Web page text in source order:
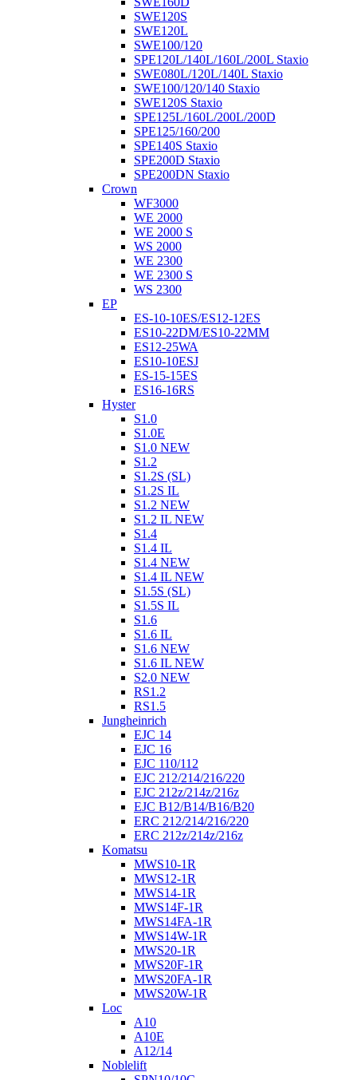
SWE120S
SWE120L
SWE100/120
SPE120L/140L/160L/200L Staxio
SWE080L/120L/140L Staxio
SWE100/120/140 Staxio
SWE120S Staxio
SPE125L/160L/200L/200D
SPE125/160/200
SPE140S Staxio
SPE200D Staxio
SPE200DN Staxio
Crown
WF3000
WE 2000
WE 2000 S
WS 2000
WE 2300
WE 2300 S
WS 2300
EP
ES-10-10ES/ES12-12ES
ES10-22DM/ES10-22MM
ES12-25WA
ES10-10ESJ
ES-15-15ES
ES16-16RS
Hyster
S1.0
S1.0E
S1.0 NEW
S1.2
S1.2S (SL)
S1.2S IL
S1.2 NEW
S1.2 IL NEW
S1.4
S1.4 IL
S1.4 NEW
S1.4 IL NEW
S1.5S (SL)
S1.5S IL
S1.6
S1.6 IL
S1.6 NEW
S1.6 IL NEW
S2.0 NEW
RS1.2
RS1.5
Jungheinrich
EJC 14
EJC 16
EJC 110/112
EJC 212/214/216/220
EJC 212z/214z/216z
EJC B12/B14/B16/B20
ERC 212/214/216/220
ERC 212z/214z/216z
Komatsu
MWS10-1R
MWS12-1R
MWS14-1R
MWS14F-1R
MWS14FA-1R
MWS14W-1R
MWS20-1R
MWS20F-1R
MWS20FA-1R
MWS20W-1R
Loc
A10
A10E
A12/14
Noblelift